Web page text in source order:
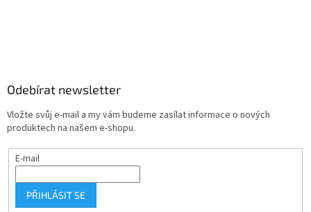
Odebírat newsletter
Vložte svůj e-mail a my vám budeme zasílat informace o nových
produktech na našem e-shopu.
E-mail
PŘIHLÁSIT SE